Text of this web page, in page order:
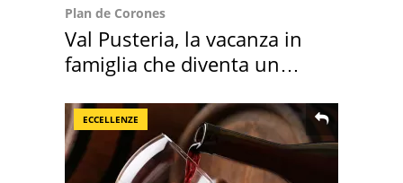
Plan de Corones
Val Pusteria, la vacanza in
famiglia che diventa un
ECCELLENZE